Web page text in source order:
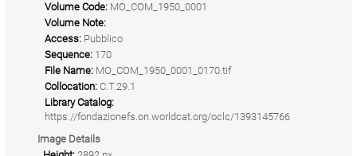
Volume Code: MO_COM_1950_0001
Volume Note:
Access: Pubblico
Sequence: 170
File Name: MO_COM_1950_0001_0170.tif
Collocation: C.T.29.1
Library Catalog:
https://fondazionefs.on.worldcat.org/oclc/1393145766
Image Details